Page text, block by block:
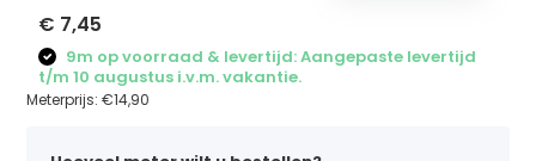
€ 7,45
9m op voorraad & levertijd: Aangepaste levertijd
t/m 10 augustus i.v.m. vakantie.
Meterprijs:€14,90